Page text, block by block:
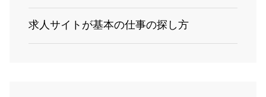
求人サイトが基本の仕事の探し方